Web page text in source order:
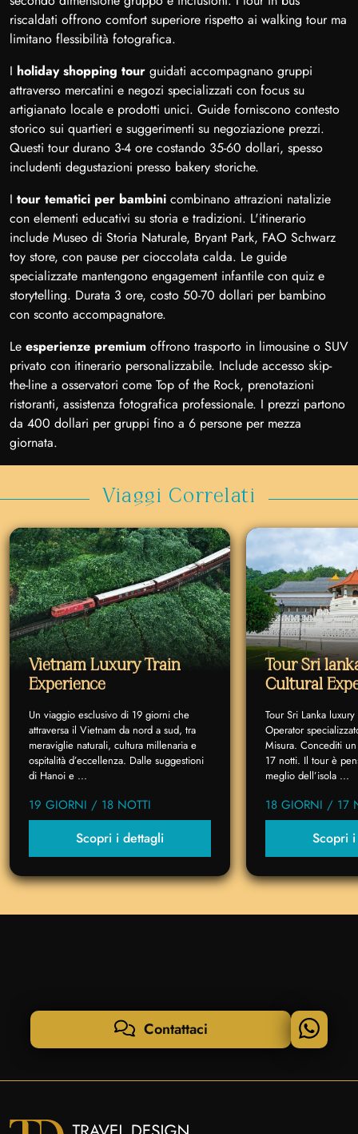
riscaldati offrono comfort superiore rispetto ai walking tour ma
limitano flessibilità fotografica.
I holiday shopping tour guidati accompagnano gruppi
attraverso mercatini e negozi specializzati con focus su
artigianato locale e prodotti unici. Guide forniscono contesto
storico sui quartieri e suggerimenti su negoziazione prezzi.
Questi tour durano 3-4 ore costando 35-60 dollari, spesso
includenti degustazioni presso bakery storiche.
I tour tematici per bambini combinano attrazioni natalizie
con elementi educativi su storia e tradizioni. L'itinerario
include Museo di Storia Naturale, Bryant Park, FAO Schwarz
toy store, con pause per cioccolata calda. Le guide
specializzate mantengono engagement infantile con quiz e
storytelling. Durata 3 ore, costo 50-70 dollari per bambino
con sconto accompagnatore.
Le esperienze premium offrono trasporto in limousine o SUV
privato con itinerario personalizzabile. Include accesso skip-
the-line a osservatori come Top of the Rock, prenotazioni
ristoranti, assistenza fotografica professionale. I prezzi partono
da 400 dollari per gruppi fino a 6 persone per mezza
giornata.
Viaggi Correlati
Vietnam Luxury Train
Experience
Un viaggio esclusivo di 19 giorni che
attraversa il Vietnam da nord a sud, tra
meraviglie naturali, cultura millenaria e
ospitalità d’eccellenza. Dalle suggestioni
di Hanoi e ...
19 GIORNI / 18 NOTTI
Scopri i dettagli
Tour Sri
Cultural
Tour Sri Lanka
Operator
Misura. Concediti
17 notti. Il tour è
meglio dell’isola ...
18 GIORNI / 17
Scopri
Contattaci